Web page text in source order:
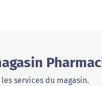
services du magasin.